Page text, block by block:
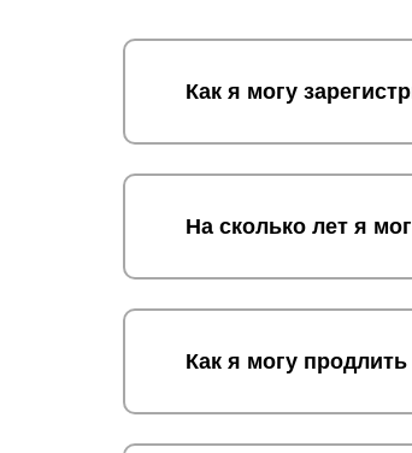
Как я могу
На сколько лет я
Как я могу